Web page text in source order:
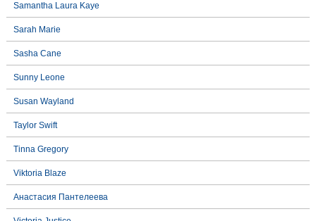
Samantha Laura Kaye
Sarah Marie
Sasha Cane
Sunny Leone
Susan Wayland
Taylor Swift
Tinna Gregory
Viktoria Blaze
Анастасия Пантелеева